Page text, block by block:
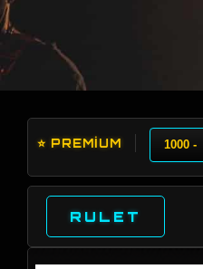
⭐ PREMİUM 1000 -
RULET